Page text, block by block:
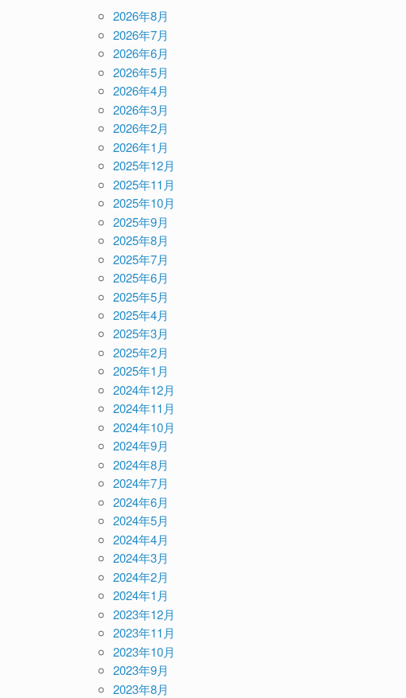
2026年8月
2026年7月
2026年6月
2026年5月
2026年4月
2026年3月
2026年2月
2026年1月
2025年12月
2025年11月
2025年10月
2025年9月
2025年8月
2025年7月
2025年6月
2025年5月
2025年4月
2025年3月
2025年2月
2025年1月
2024年12月
2024年11月
2024年10月
2024年9月
2024年8月
2024年7月
2024年6月
2024年5月
2024年4月
2024年3月
2024年2月
2024年1月
2023年12月
2023年11月
2023年10月
2023年9月
2023年8月